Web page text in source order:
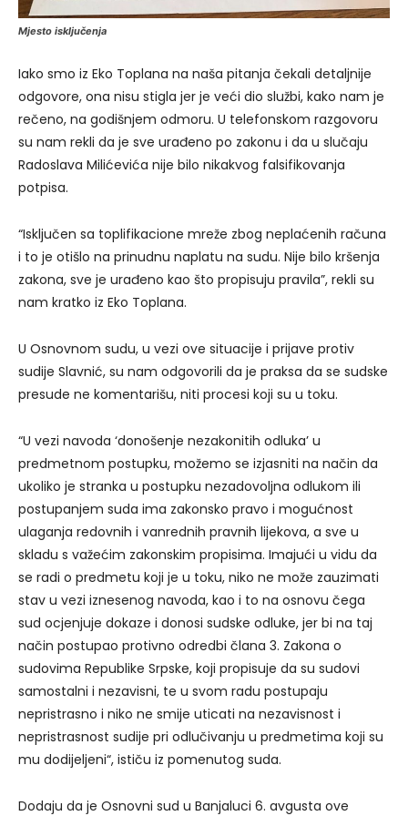
Mjesto isključenja
Iako smo iz Eko Toplana na naša pitanja čekali detaljnije
odgovore, ona nisu stigla jer je veći dio službi, kako nam je
rečeno, na godišnjem odmoru. U telefonskom razgovoru
su nam rekli da je sve urađeno po zakonu i da u slučaju
Radoslava Milićevića nije bilo nikakvog falsifikovanja
potpisa.
“Isključen sa toplifikacione mreže zbog neplaćenih računa
i to je otišlo na prinudnu naplatu na sudu. Nije bilo kršenja
zakona, sve je urađeno kao što propisuju pravila”, rekli su
nam kratko iz Eko Toplana.
U Osnovnom sudu, u vezi ove situacije i prijave protiv
sudije Slavnić, su nam odgovorili da je praksa da se sudske
presude ne komentarišu, niti procesi koji su u toku.
“U vezi navoda ‘donošenje nezakonitih odluka’ u
predmetnom postupku, možemo se izjasniti na način da
ukoliko je stranka u postupku nezadovoljna odlukom ili
postupanjem suda ima zakonsko pravo i mogućnost
ulaganja redovnih i vanrednih pravnih lijekova, a sve u
skladu s važećim zakonskim propisima. Imajući u vidu da
se radi o predmetu koji je u toku, niko ne može zauzimati
stav u vezi iznesenog navoda, kao i to na osnovu čega
sud ocjenjuje dokaze i donosi sudske odluke, jer bi na taj
način postupao protivno odredbi člana 3. Zakona o
sudovima Republike Srpske, koji propisuje da su sudovi
samostalni i nezavisni, te u svom radu postupaju
nepristrasno i niko ne smije uticati na nezavisnost i
nepristrasnost sudije pri odlučivanju u predmetima koji su
mu dodijeljeni“, ističu iz pomenutog suda.
Dodaju da je Osnovni sud u Banjaluci 6. avgusta ove